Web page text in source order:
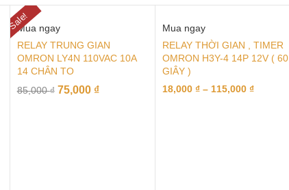
Sale!
Mua ngay
RELAY TRUNG GIAN
OMRON LY4N 110VAC 10A
14 CHÂN TO
85,000₫ 75,000 ₫
Mua ngay
RELAY THỜI GIAN , TIMER
OMRON H3Y-4 14P 12V ( 60
GIÂY )
18,000 ₫ –115,000 ₫